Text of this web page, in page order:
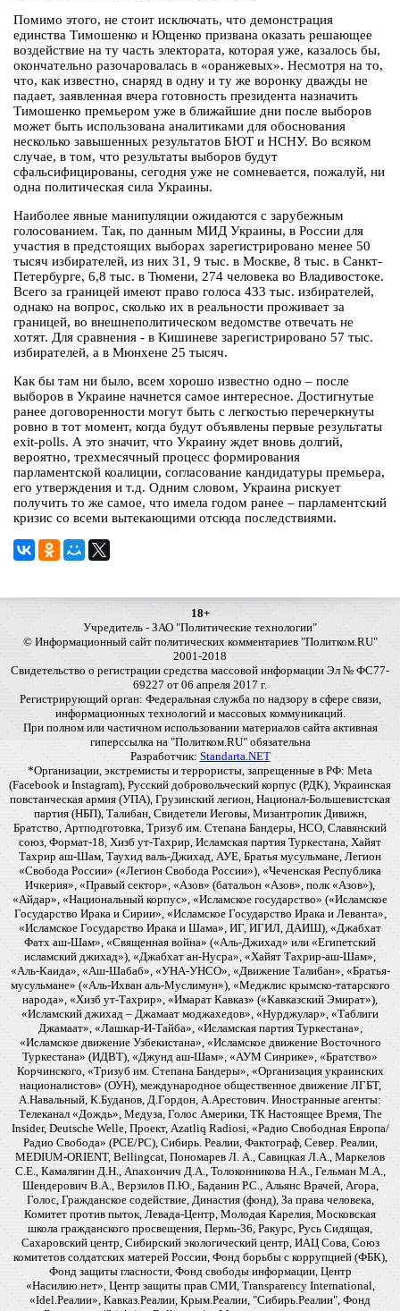
Помимо этого, не стоит исключать, что демонстрация
единства Тимошенко и Ющенко призвана оказать решающее
воздействие на ту часть электората, которая уже, казалось бы,
окончательно разочаровалась в «оранжевых». Несмотря на то,
что, как известно, снаряд в одну и ту же воронку дважды не
падает, заявленная вчера готовность президента назначить
Тимошенко премьером уже в ближайшие дни после выборов
может быть использована аналитиками для обоснования
несколько завышенных результатов БЮТ и НСНУ. Во всяком
случае, в том, что результаты выборов будут
сфальсифицированы, сегодня уже не сомневается, пожалуй, ни
одна политическая сила Украины.
Наиболее явные манипуляции ожидаются с зарубежным
голосованием. Так, по данным МИД Украины, в России для
участия в предстоящих выборах зарегистрировано менее 50
тысяч избирателей, из них 31, 9 тыс. в Москве, 8 тыс. в Санкт-
Петербурге, 6,8 тыс. в Тюмени, 274 человека во Владивостоке.
Всего за границей имеют право голоса 433 тыс. избирателей,
однако на вопрос, сколько их в реальности проживает за
границей, во внешнеполитическом ведомстве отвечать не
хотят. Для сравнения - в Кишиневе зарегистрировано 57 тыс.
избирателей, а в Мюнхене 25 тысяч.
Как бы там ни было, всем хорошо известно одно – после
выборов в Украине начнется самое интересное. Достигнутые
ранее договоренности могут быть с легкостью перечеркнуты
ровно в тот момент, когда будут объявлены первые результаты
exit-polls. А это значит, что Украину ждет вновь долгий,
вероятно, трехмесячный процесс формирования
парламентской коалиции, согласование кандидатуры премьера,
его утверждения и т.д. Одним словом, Украина рискует
получить то же самое, что имела годом ранее – парламентский
кризис со всеми вытекающими отсюда последствиями.
18+
Учредитель - ЗАО "Политические технологии"
© Информационный сайт политических комментариев "Политком.RU"
2001-2018
Свидетельство о регистрации средства массовой информации Эл № ФС77-
69227 от 06 апреля 2017 г.
Регистрирующий орган: Федеральная служба по надзору в сфере связи,
информационных технологий и массовых коммуникаций.
При полном или частичном использовании материалов сайта активная
гиперссылка на "Политком.RU" обязательна
Разработчик: Standarta.NET
*Организации, экстремисты и террористы, запрещенные в РФ: Meta
(Facebook и Instagram), Русский добровольческий корпус (РДК), Украинская
повстанческая армия (УПА), Грузинский легион, Национал-Большевистская
партия (НБП), Талибан, Свидетели Иеговы, Мизантропик Дивижн,
Братство, Артподготовка, Тризуб им. Степана Бандеры, НСО, Славянский
союз, Формат-18, Хизб ут-Тахрир, Исламская партия Туркестана, Хайят
Тахрир аш-Шам, Таухид валь-Джихад, АУЕ, Братья мусульмане, Легион
«Свобода России» («Легион Свобода России»), «Чеченская Республика
Ичкерия», «Правый сектор», «Азов» (батальон «Азов», полк «Азов»),
«Айдар», «Национальный корпус», «Исламское государство» («Исламское
Государство Ирака и Сирии», «Исламское Государство Ирака и Леванта»,
«Исламское Государство Ирака и Шама», ИГ, ИГИЛ, ДАИШ), «Джабхат
Фатх аш-Шам», «Священная война» («Аль-Джихад» или «Египетский
исламский джихад»), «Джабхат ан-Нусра», «Хайят Тахрир-аш-Шам»,
«Аль-Каида», «Аш-Шабаб», «УНА-УНСО», «Движение Талибан», «Братья-
мусульмане» («Аль-Ихван аль-Муслимун»), «Меджлис крымско-татарского
народа», «Хизб ут-Тахрир», «Имарат Кавказ» («Кавказский Эмират»),
«Исламский джихад – Джамаат моджахедов», «Нурджулар», «Таблиги
Джамаат», «Лашкар-И-Тайба», «Исламская партия Туркестана»,
«Исламское движение Узбекистана», «Исламское движение Восточного
Туркестана» (ИДВТ), «Джунд аш-Шам», «АУМ Синрике», «Братство»
Корчинского, «Тризуб им. Степана Бандеры», «Организация украинских
националистов» (ОУН), международное общественное движение ЛГБТ,
А.Навальный, К.Буданов, Д.Гордон, А.Арестович. Иностранные агенты:
Телеканал «Дождь», Медуза, Голос Америки, ТК Настоящее Время, The
Insider, Deutsche Welle, Проект, Azatliq Radiosi, «Радио Свободная Европа/
Радио Свобода» (PCE/PC), Сибирь. Реалии, Фактограф, Север. Реалии,
MEDIUM-ORIENT, Bellingcat, Пономарев Л. А., Савицкая Л.А., Маркелов
С.Е., Камалягин Д.Н., Апахончич Д.А., Толоконникова Н.А., Гельман М.А.,
Шендерович В.А., Верзилов П.Ю., Баданин Р.С., Альянс Врачей, Агора,
Голос, Гражданское содействие, Династия (фонд), За права человека,
Комитет против пыток, Левада-Центр, Молодая Карелия, Московская
школа гражданского просвещения, Пермь-36, Ракурс, Русь Сидящая,
Сахаровский центр, Сибирский экологический центр, ИАЦ Сова, Союз
комитетов солдатских матерей России, Фонд борьбы с коррупцией (ФБК),
Фонд защиты гласности, Фонд свободы информации, Центр
«Насилию.нет», Центр защиты прав СМИ, Transparency International,
«Idel.Реалии», Кавказ.Реалии, Крым.Реалии, "Сибирь.Реалии", Фонд